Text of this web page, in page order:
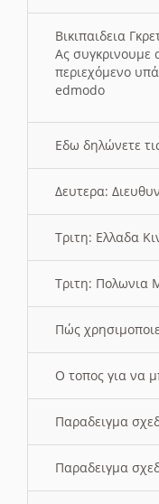
Βικιπαιδεια
Ας συγκρινουμε
περιεχόμενο
edmodo
Εδω δηλώνετε
Δευτερα:
Τριτη: Ελλαδα
Τριτη: Πολωνια
Πώς
O τοπος για να
Παραδειγμα
Παραδειγμα